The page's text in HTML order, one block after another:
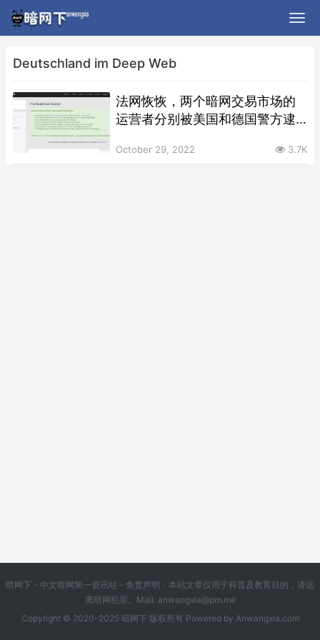
Deutschland im Deep Web
法网恢恢，两个暗网交易市场的
运营者分别被美国和德国警方逮
October 29, 2022 3.7K
暗网下 - 中文暗网第一资讯站 - 免责声明：本站文章仅用于科普及教育目的，请远
离暗网犯罪。Mail: anwangxia@pm.me
Copyright © 2020-2025 暗网下 版权所有 Powered by Anwangxia.com